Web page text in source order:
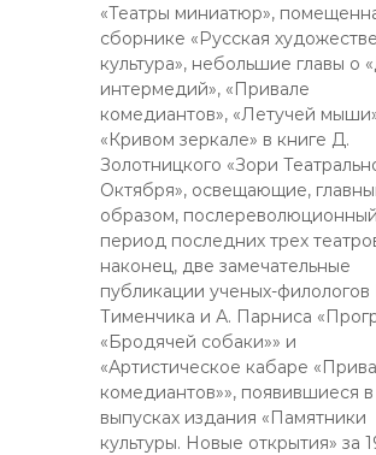
«Театры миниатюр»,
сборнике «Русская
культура», небольшие главы о
интермедий», «Привале
комедиантов», «Летучей
«Кривом зеркале» в книге Д.
Золотницкого «Зори
Октября», освещающие,
образом, послереволюционный
период последних трех
наконец, две замечательные
публикации ученых-филологов
Тименчика и А. Парниса
«Бродячей собаки»» и
«Артистическое кабаре
комедиантов»», появившиеся в
выпусках издания «Памятники
культуры. Новые открытия» за